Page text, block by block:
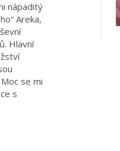
nápaditý
Areka,
Hlavní
se mi
s